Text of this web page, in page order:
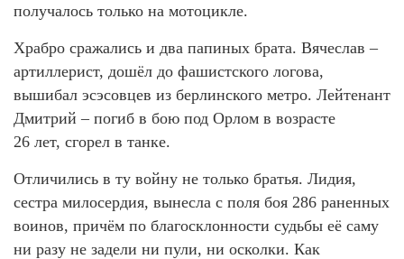
получалось только на мотоцикле.
Храбро сражались и два папиных брата. Вячеслав –
артиллерист, дошёл до фашистского логова,
вышибал эсэсовцев из берлинского метро. Лейтенант
Дмитрий – погиб в бою под Орлом в возрасте
26 лет, сгорел в танке.
Отличились в ту войну не только братья. Лидия,
сестра милосердия, вынесла с поля боя 286 раненных
воинов, причём по благосклонности судьбы её саму
ни разу не задели ни пули, ни осколки. Как